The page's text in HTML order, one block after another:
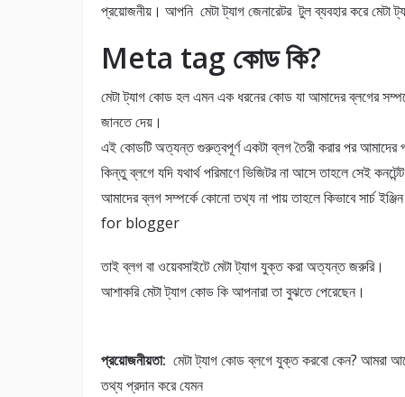
প্রয়োজনীয়। আপনি মেটা ট্যাগ জেনারেটর টুল ব্যবহার করে মেটা
Meta tag কোড কি?
মেটা ট্যাগ কোড হল এমন এক ধরনের কোড যা আমাদের ব্লগের
জানতে দেয়।
এই কোডটি অত্যন্ত গুরুত্বপূর্ণ একটা ব্লগ তৈরী করার পর আমাদের
কিন্তু ব্লগে যদি যথার্থ পরিমাণে ভিজিটর না আসে তাহলে সেই
আমাদের ব্লগ সম্পর্কে কোনো তথ্য না পায় তাহলে কিভাবে
for blogger
তাই ব্লগ বা ওয়েবসাইটে মেটা ট্যাগ যুক্ত করা অত্যন্ত জরুরি।
আশাকরি মেটা ট্যাগ কোড কি আপনারা তা বুঝতে পেরেছেন।
প্রয়োজনীয়তা: মেটা ট্যাগ কোড ব্লগে যুক্ত করবো কেন? আমরা
তথ্য প্রদান করে যেমন